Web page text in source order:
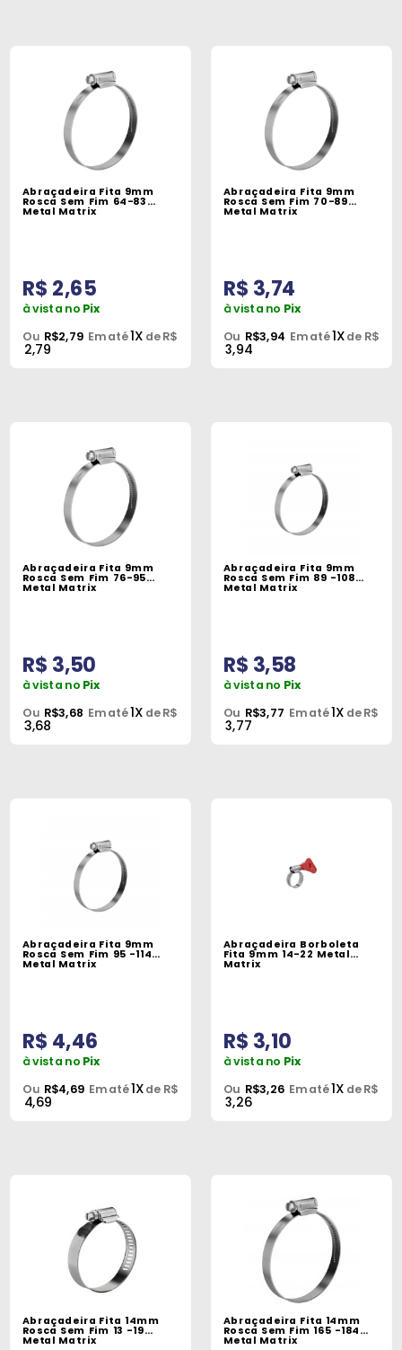
Abraçadeira Fita 9mm
Rosca Sem Fim 64-83
Metal Matrix
R$ 2,65
à vista no Pix
Ou R$2,79 Em até1X de R$
2,79
Abraçadeira Fita 9mm
Rosca Sem Fim 70-89
Metal Matrix
R$ 3,74
à vista no Pix
Ou R$3,94 Em até1Xde R$
3,94
Abraçadeira Fita 9mm
Rosca Sem Fim 76-95
Metal Matrix
R$ 3,50
à vista no Pix
Ou R$3,68 Em até1X de R$
3,68
Abraçadeira Fita 9mm
Rosca Sem Fim 89 -108
Metal Matrix
R$ 3,58
à vista no Pix
Ou R$3,77 Em até1X de R$
3,77
Abraçadeira Fita 9mm
Rosca Sem Fim 95 -114
Metal Matrix
R$ 4,46
à vista no Pix
Ou R$4,69 Em até1Xde R$
4,69
Abraçadeira Borboleta
Fita 9mm 14-22 Metal
Matrix
R$ 3,10
à vista no Pix
Ou R$3,26 Em até1X de R$
3,26
Abraçadeira Fita 14mm
Rosca Sem Fim 13 -19
Metal Matrix
Abraçadeira Fita 14mm
Rosca Sem Fim 165 -184
Metal Matrix